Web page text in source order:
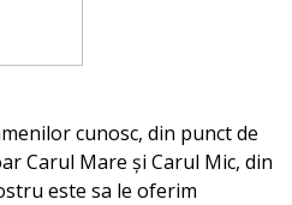
cunosc, din punct de
Carul Mare și Carul Mic, din
este sa le oferim